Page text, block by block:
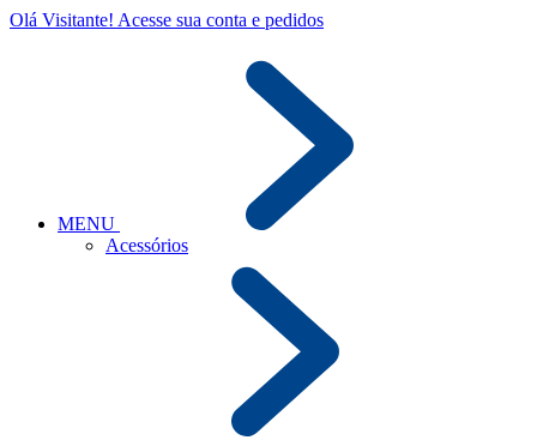
Olá Visitante! Acesse sua conta e pedidos
MENU
Acessórios